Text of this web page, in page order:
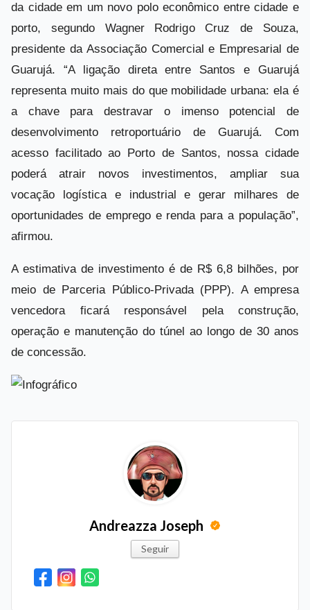
da cidade em um novo polo econômico entre cidade e
porto, segundo Wagner Rodrigo Cruz de Souza,
presidente da Associação Comercial e Empresarial de
Guarujá. “A ligação direta entre Santos e Guarujá
representa muito mais do que mobilidade urbana: ela é
a chave para destravar o imenso potencial de
desenvolvimento retroportuário de Guarujá. Com
acesso facilitado ao Porto de Santos, nossa cidade
poderá atrair novos investimentos, ampliar sua
vocação logística e industrial e gerar milhares de
oportunidades de emprego e renda para a população”,
afirmou.
A estimativa de investimento é de R$ 6,8 bilhões, por
meio de Parceria Público-Privada (PPP). A empresa
vencedora ficará responsável pela construção,
operação e manutenção do túnel ao longo de 30 anos
de concessão.
Andreazza Joseph
Seguir